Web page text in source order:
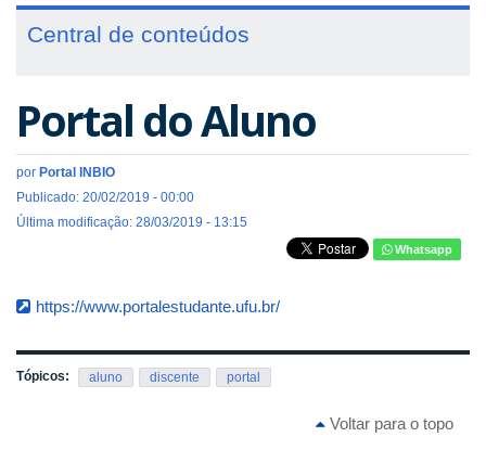
Central de conteúdos
Portal do Aluno
por Portal INBIO
Publicado: 20/02/2019 - 00:00
Última modificação: 28/03/2019 - 13:15
Whatsapp
https://www.portalestudante.ufu.br/
Tópicos: aluno discente portal
Voltar para o topo